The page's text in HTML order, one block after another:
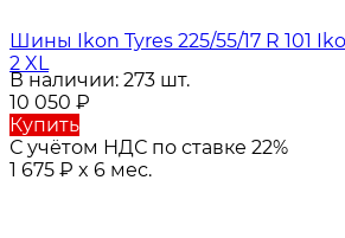
Шины Ikon Tyres 225/55/17 R 101
2 XL
В наличии: 273 шт.
10 050 ₽
Купить
С учётом НДС по ставке 22%
1 675 ₽ x 6 мес.